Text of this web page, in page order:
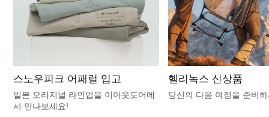
스노우피크 어패럴 입고
일본 오리지널 라인업을 이아웃도어에
서 만나보세요!
헬리녹스 신상품
당신의 다음 여정을 준비